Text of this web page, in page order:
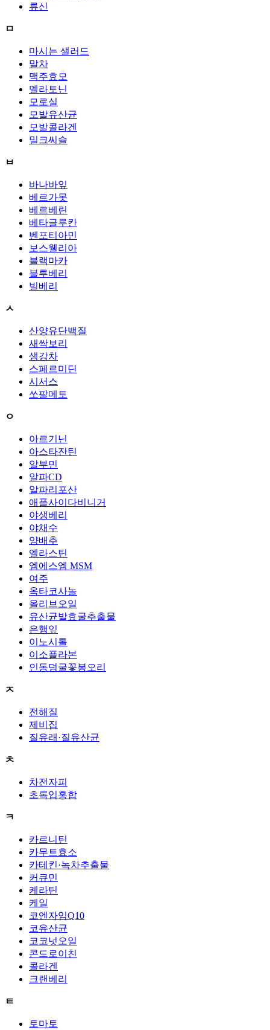
류신
ㅁ
마시는 샐러드
말차
맥주효모
멜라토닌
모로실
모발유산균
모발콜라겐
밀크씨슬
ㅂ
바나바잎
베르가못
베르베린
베타글루칸
벤포티아민
보스웰리아
블랙마카
블루베리
빌베리
ㅅ
산양유단백질
새싹보리
생강차
스페르미딘
시서스
쏘팔메토
ㅇ
아르기닌
아스타잔틴
알부민
알파CD
알파리포산
애플사이다비니거
야생베리
야채수
양배추
엘라스틴
엠에스엠 MSM
여주
옥타코사놀
올리브오일
유산균발효굴추출물
은행잎
이노시톨
이소플라본
인동덩굴꽃봉오리
ㅈ
전해질
제비집
질유래·질유산균
ㅊ
차전자피
초록입홍합
ㅋ
카르니틴
카무트효소
카테킨·녹차추출물
커큐민
케라틴
케일
코엔자임Q10
코유산균
코코넛오일
콘드로이친
콜라겐
크랜베리
ㅌ
토마토